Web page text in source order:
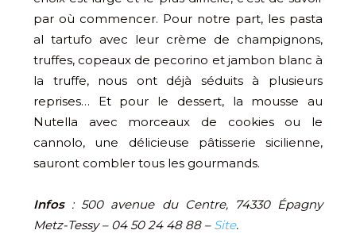
par où commencer. Pour notre part, les pasta
al tartufo avec leur crème de champignons,
truffes, copeaux de pecorino et jambon blanc à
la truffe, nous ont déjà séduits à plusieurs
reprises… Et pour le dessert, la mousse au
Nutella avec morceaux de cookies ou le
cannolo, une délicieuse pâtisserie sicilienne,
sauront combler tous les gourmands.
Infos: 500 avenue du Centre, 74330 Épagny
Metz-Tessy – 04 50 24 48 88– Site.